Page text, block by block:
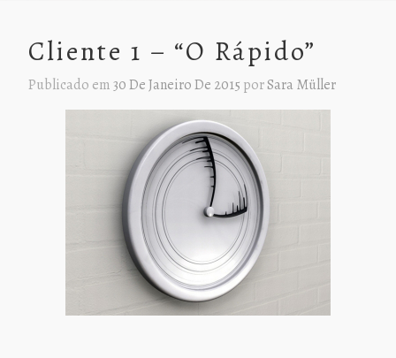
Cliente 1 – “O Rápido”
Publicado em30 De Janeiro De 2015 porSara Müller